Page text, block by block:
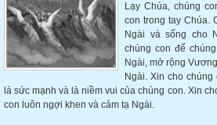
Lạy Chúa, chúng
con trong tay Chúa.
Ngài và sống cho
chúng con để
Ngài, mở rộng
Ngài. Xin cho
là sức mạnh và là niềm vui của chúng con. Xin
con luôn ngợi khen và cảm tạ Ngài.